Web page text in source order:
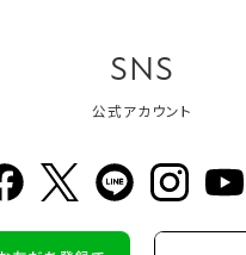
SNS
公式アカウント